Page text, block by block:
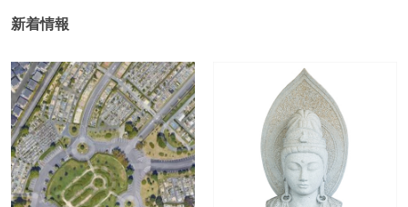
新着情報